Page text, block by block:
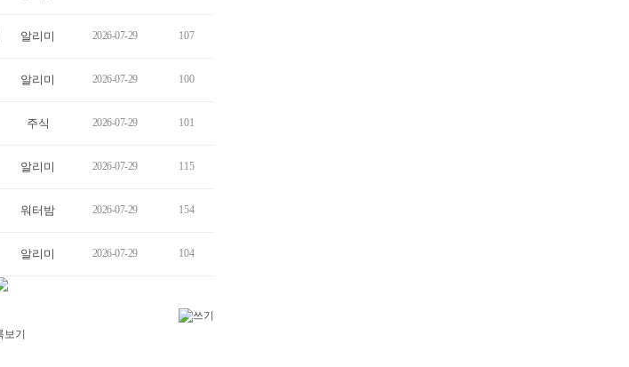
알리미 2026-07-29 107
알리미 2026-07-29 100
주식 2026-07-29 101
알리미 2026-07-29 115
워터밤 2026-07-29 154
알리미 2026-07-29 104